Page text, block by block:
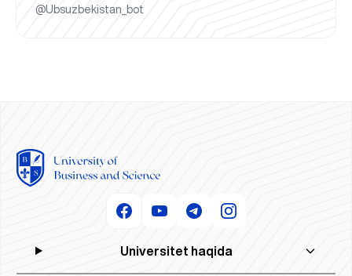
@Ubsuzbekistan_bot
Universitet haqida